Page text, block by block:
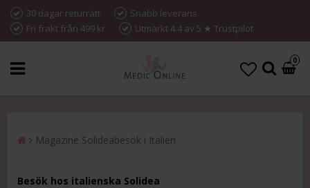
30 dagar returrätt
Snabb leverans
Fri frakt från 499 kr
Utmärkt 4.4 av 5 ★ Trustpilot
0
Magazine Solideabesök i Italien
Besök hos italienska Solidea